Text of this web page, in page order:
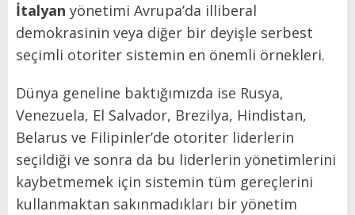
İtalyan yönetimi Avrupa’da illiberal
demokrasinin veya diğer bir deyişle serbest
seçimli otoriter sistemin en önemli örnekleri.
Dünya geneline baktığımızda ise Rusya,
Venezuela, El Salvador, Brezilya, Hindistan,
Belarus ve Filipinler’de otoriter liderlerin
seçildiği ve sonra da bu liderlerin yönetimlerini
kaybetmemek için sistemin tüm gereçlerini
kullanmaktan sakınmadıkları bir yönetim